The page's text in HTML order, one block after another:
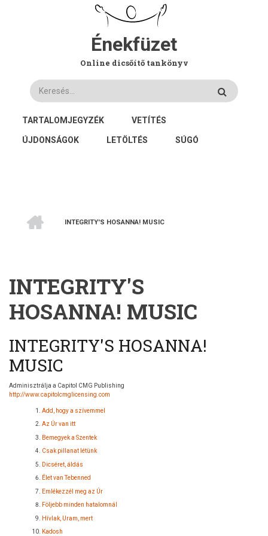
Énekfüzet
Online dicsőítő tankönyv
Keresés
FŐ
NAVIGÁCIÓ
TARTALOMJEGYZÉK VETÍTÉS
ÚJDONSÁGOK LETÖLTÉS SÚGÓ
INTEGRITY'S HOSANNA! MUSIC
INTEGRITY'S
HOSANNA! MUSIC
INTEGRITY'S HOSANNA!
MUSIC
Adminisztrálja a Capitol CMG Publishing
http://www.capitolcmglicensing.com
Add, hogy a szívemmel
Az Úr van itt
Bemegyek a Szentek
Csak pillanat létünk
Dicséret, áldás
Élet van Tebenned
Emlékezzél meg az Úr
Följebb minden hatalomnál
Hívlak, Uram, mert
Kadosh